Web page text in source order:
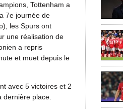
Tottenham a
7e journée de
les Spurs ont
une réalisation de
a repris
et muet depuis le
avec 5 victoires et 2
place.